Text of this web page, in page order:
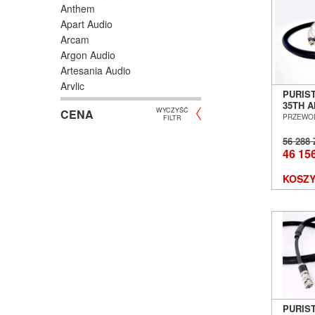
Anthem
Apart Audio
Arcam
Argon Audio
Artesania Audio
Arylic
Astell/Kern
Atlas
CENA
WYCZYŚĆ
FILTR
35TH
KABEL
56 288
46